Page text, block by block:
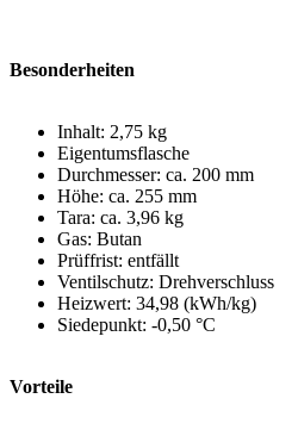
Besonderheiten
Inhalt: 2,75 kg
Eigentumsflasche
Durchmesser: ca. 200 mm
Höhe: ca. 255 mm
Tara: ca. 3,96 kg
Gas: Butan
Prüffrist: entfällt
Ventilschutz: Drehverschluss
Heizwert: 34,98 (kWh/kg)
Siedepunkt: -0,50 °C
Vorteile